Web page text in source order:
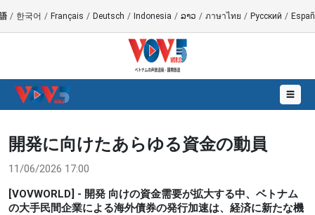
/ 한국어 / Français / Deutsch / Indonesia / ລາວ / ภาษาไทย / Русский /
☰
開発に向けたあらゆる資金の動員
11/06/2026 17:00
[VOVWORLD] - 開発 向けの資金需要が拡大する中、ベトナム
の大手民間企業による海外債券の発行加速は、経済に新たな機